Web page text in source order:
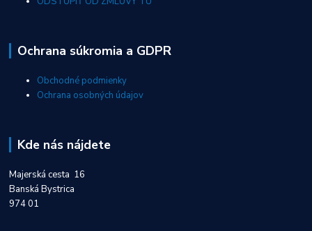
Ochrana súkromia a GDPR
Obchodné podmienky
Ochrana osobných údajov
Kde nás nájdete
Majerská cesta 16
Banská Bystrica
974 01